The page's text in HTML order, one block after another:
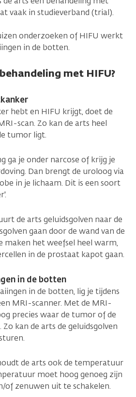
vaak in studieverband (trial).
onderzoeken of HIFU werkt
in de botten.
met HIFU?
hebt en HIFU krijgt, doet de
scan. Zo kan de arts heel
tumor ligt.
ga je onder narcose of krijg je
Dan brengt de uroloog via
in je lichaam. Dit is een soort
de arts geluidsgolven naar de
gaan door de wand van de
maken het weefsel heel warm,
in de prostaat kapot gaan.
in de botten
in de botten, lig je tijdens
MRI-scanner. Met de MRI-
precies waar de tumor of de
kan de arts de geluidsgolven
de arts ook de temperatuur
moet hoog genoeg zijn
of zenuwen uit te schakelen.